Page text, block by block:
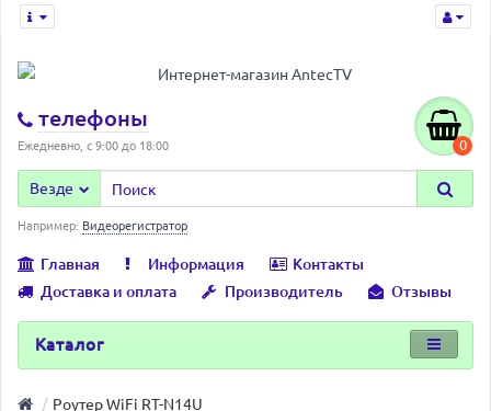
телефоны
Ежедневно, с 9:00 до 18:00 0
Везде
Например: Видеорегистратор
Главная Информация
Контакты
Доставка и оплата
Производитель Отзывы
Каталог
Роутер WiFi RT-N14U